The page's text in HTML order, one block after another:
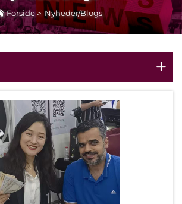
Forside> Nyheder/Blogs